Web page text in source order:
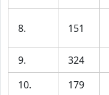
8. 151
9. 324
10.
179